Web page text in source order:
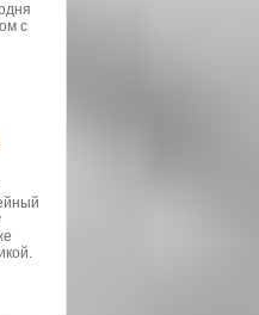
с